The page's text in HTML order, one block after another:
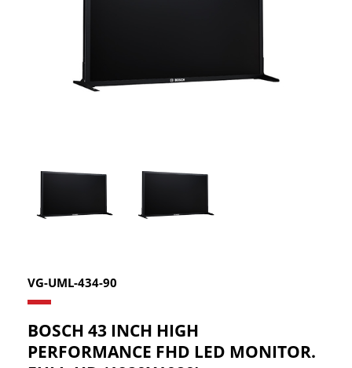
VG-UML-434-90
BOSCH 43 INCH HIGH
PERFORMANCE FHD LED MONITOR.